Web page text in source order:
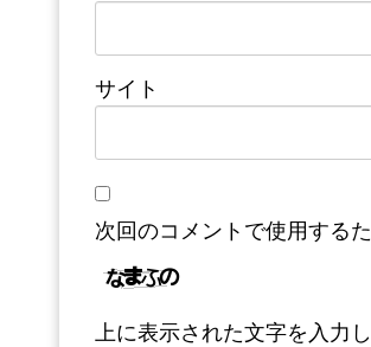
サイト
次回のコメントで使用する
上に表示された文字を入力